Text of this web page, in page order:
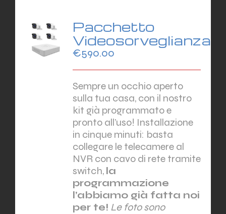
Pacchetto
Videosorveglianza
€590.00
Sempre un occhio aperto
sulla tua casa, con il nostro
kit già programmato e
pronto all’uso! Installazione
in cinque minuti: basta
collegare le telecamere al
NVR con cavo di rete tramite
switch, la
programmazione
l’abbiamo già fatta noi
per te! Le foto sono